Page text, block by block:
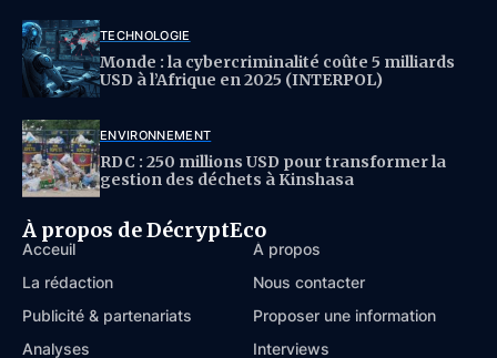
TECHNOLOGIE
Monde : la cybercriminalité coûte 5 milliards
USD à l’Afrique en 2025 (INTERPOL)
ENVIRONNEMENT
RDC : 250 millions USD pour transformer la
gestion des déchets à Kinshasa
À propos de DécryptEco
Acceuil
À propos
La rédaction
Nous contacter
Publicité & partenariats
Proposer une information
Analyses
Interviews